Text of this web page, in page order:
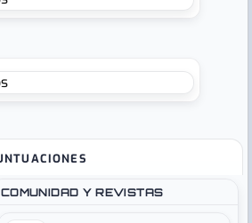
COMUNIDAD Y REVISTAS